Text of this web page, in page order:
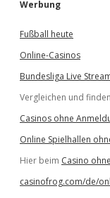
Werbung
Fußball heute
Online-Casinos
Bundesliga Live
Vergleichen und
Casinos ohne
Online Spielhallen
Hier beim Casino
casinofrog.com/de/